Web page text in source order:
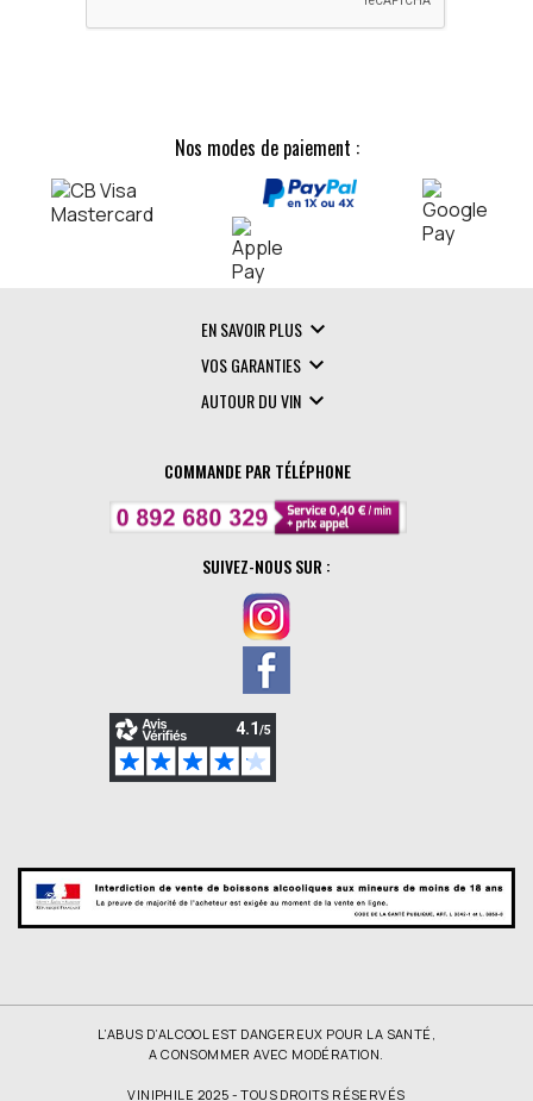
Nos modes de paiement :
EN SAVOIR PLUS 
VOS GARANTIES 
AUTOUR DU VIN 
COMMANDE PAR TÉLÉPHONE
SUIVEZ-NOUS SUR :
L’ABUS D’ALCOOL EST DANGEREUX POUR LA SANTÉ,
A CONSOMMER AVEC MODÉRATION.
VINIPHILE 2025 - TOUS DROITS RÉSERVÉS